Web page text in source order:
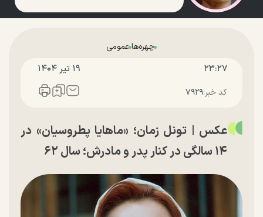
چهره‌هاعمومی
۲۳:۲۷ ۱۹ تير ۱۴۰۴
کد خبر:۷۹۲۹
عکس | تونل زمان؛ «ماهایا پطروسیان» در
۱۴ سالگی در کنار پدر و مادرش؛ سال ۶۲